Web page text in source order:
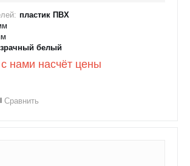
пластик ПВХ
белый
нами насчёт цены
Сравнить